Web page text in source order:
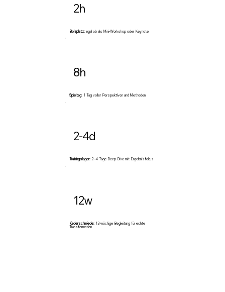
2h
Bolzplatz:egal ob als Mini-Workshop oder Keynote
8h
Spieltag: 1 Tag voller Perspektiven und Methoden
2-4d
Trainingslager: 2–4 Tage Deep Dive mit Ergebnisfokus
12w
Kaderschmiede:12-wöchige Begleitung für echte
Transformation